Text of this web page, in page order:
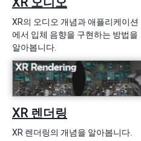
XR의 오디오 개념과 애플리케이션
에서 입체 음향을 구현하는 방법을
알아봅니다.
XR 렌더링
XR 렌더링의 개념을 알아봅니다.